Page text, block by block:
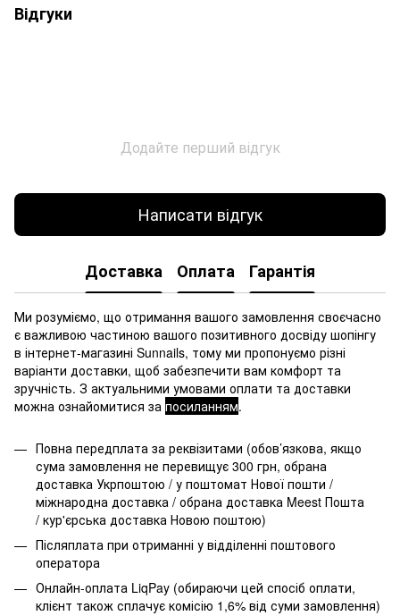
Відгуки
Додайте перший відгук
Написати відгук
Доставка Оплата Гарантія
Ми розуміємо, що отримання вашого замовлення своєчасно
є важливою частиною вашого позитивного досвіду шопінгу
в інтернет-магазині Sunnails, тому ми пропонуємо різні
варіанти доставки, щоб забезпечити вам комфорт та
зручність. З актуальними умовами оплати та доставки
можна ознайомитися за посиланням.
Повна передплата за реквізитами (обов’язкова, якщо
сума замовлення не перевищує 300 грн, обрана
доставка Укрпоштою / у поштомат Нової пошти /
міжнародна доставка / обрана доставка Meest Пошта
/ кур'єрська доставка Новою поштою)
Післяплата при отриманні у відділенні поштового
оператора
Онлайн-оплата LiqPay (обираючи цей спосіб оплати,
клієнт також сплачує комісію 1,6% від суми замовлення)